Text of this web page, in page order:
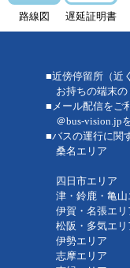
路線図 遅延証明書
■近傍停留所（近
お持ちの端末の
■メール配信をご
＠bus-vision.jp
■バスの運行に関
桑名エリア
：八風
四日市エリ
津・鈴鹿・亀
伊賀・名張エ
松阪・多気エ
伊勢エリア
志摩エリア